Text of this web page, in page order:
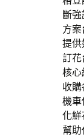
斷
方案
提供
訂花
核心
收
機車
化鮮
幫